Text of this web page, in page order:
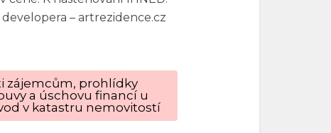
– artrezidence.cz
zájemcům, prohlídky
a úschovu financí u
v katastru nemovitostí